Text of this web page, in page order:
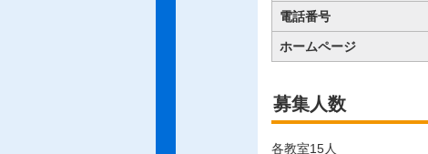
電話番号
ホームページ
募集人数
各教室15人